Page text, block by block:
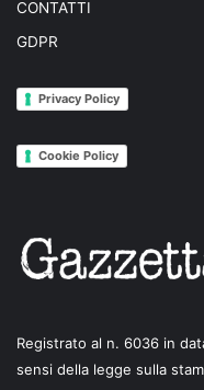
CONTATTI
GDPR
Privacy Policy
Cookie Policy
Registrato al n. 6036 in
sensi della legge sulla